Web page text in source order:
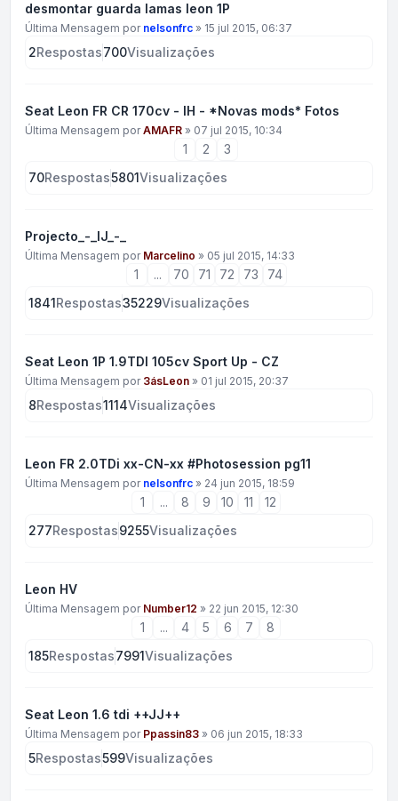
desmontar guarda lamas leon 1P
Última Mensagem por nelsonfrc » 15 jul 2015, 06:37
2Respostas700Visualizações
Seat Leon FR CR 170cv - IH - *Novas mods* Fotos
Última Mensagem porAMAFR » 07 jul 2015, 10:34
1 2
3
70Respostas5801Visualizações
Projecto_-_IJ_-_
Última Mensagem por Marcelino » 05 jul 2015, 14:33
1 ... 70 71 72 73
74
1841Respostas35229Visualizações
Seat Leon 1P 1.9TDI 105cv Sport Up - CZ
Última Mensagem por 3ásLeon » 01 jul 2015, 20:37
8Respostas1114Visualizações
Leon FR 2.0TDi xx-CN-xx #Photosession pg11
Última Mensagem por nelsonfrc » 24 jun 2015, 18:59
1 ... 8 9 10 11
12
277Respostas9255Visualizações
Leon HV
Última Mensagem por Number12 » 22 jun 2015, 12:30
1 ... 4 5 6 7
8
185Respostas7991Visualizações
Seat Leon 1.6 tdi ++JJ++
Última Mensagem por Ppassin83 » 06 jun 2015, 18:33
5Respostas599Visualizações